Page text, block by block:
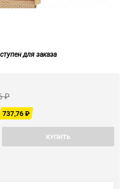
для заказа
₽
737,76₽
КУПИТЬ